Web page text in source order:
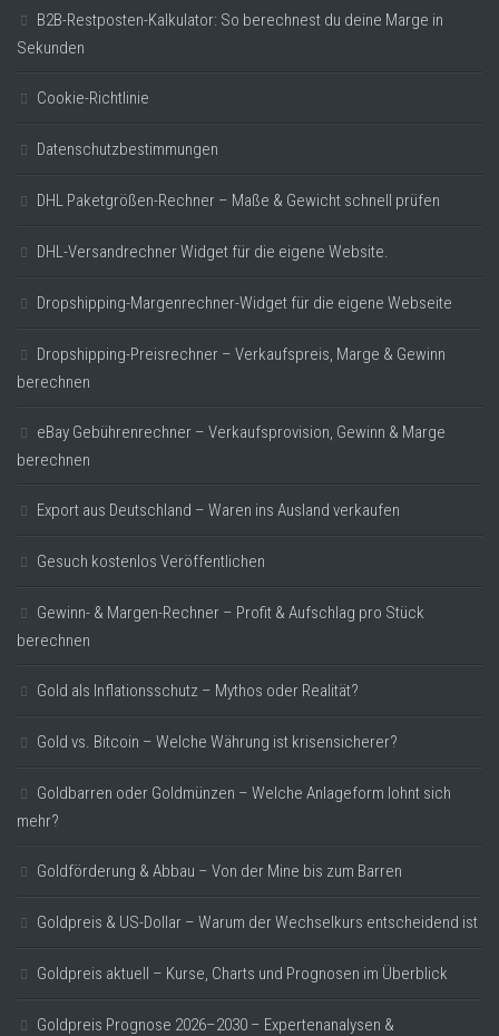
B2B-Restposten-Kalkulator: So berechnest du deine Marge in
Sekunden
Cookie-Richtlinie
Datenschutzbestimmungen
DHL Paketgrößen-Rechner – Maße & Gewicht schnell prüfen
DHL-Versandrechner Widget für die eigene Website.
Dropshipping-Margenrechner-Widget für die eigene Webseite
Dropshipping-Preisrechner – Verkaufspreis, Marge & Gewinn
berechnen
eBay Gebührenrechner – Verkaufsprovision, Gewinn & Marge
berechnen
Export aus Deutschland – Waren ins Ausland verkaufen
Gesuch kostenlos Veröffentlichen
Gewinn- & Margen-Rechner – Profit & Aufschlag pro Stück
berechnen
Gold als Inflationsschutz – Mythos oder Realität?
Gold vs. Bitcoin – Welche Währung ist krisensicherer?
Goldbarren oder Goldmünzen – Welche Anlageform lohnt sich
mehr?
Goldförderung & Abbau – Von der Mine bis zum Barren
Goldpreis & US-Dollar – Warum der Wechselkurs entscheidend ist
Goldpreis aktuell – Kurse, Charts und Prognosen im Überblick
Goldpreis Prognose 2026–2030 – Expertenanalysen &